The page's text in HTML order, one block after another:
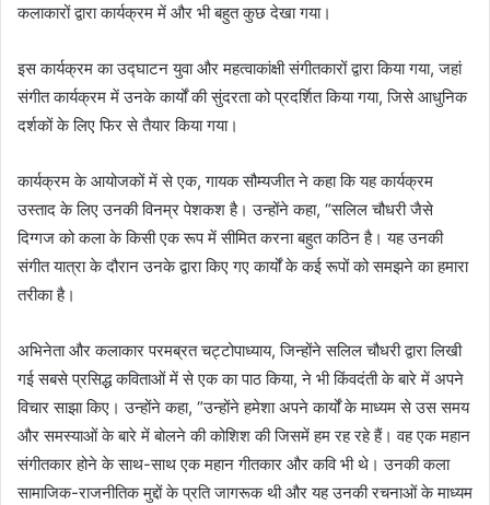
कलाकारों द्वारा कार्यक्रम में और भी बहुत कुछ देखा गया।
इस कार्यक्रम का उद्घाटन युवा और महत्वाकांक्षी संगीतकारों द्वारा किया गया, जहां
संगीत कार्यक्रम में उनके कार्यों की सुंदरता को प्रदर्शित किया गया, जिसे आधुनिक
दर्शकों के लिए फिर से तैयार किया गया।
कार्यक्रम के आयोजकों में से एक, गायक सौम्यजीत ने कहा कि यह कार्यक्रम
उस्ताद के लिए उनकी विनम्र पेशकश है। उन्होंने कहा, “सलिल चौधरी जैसे
दिग्गज को कला के किसी एक रूप में सीमित करना बहुत कठिन है। यह उनकी
संगीत यात्रा के दौरान उनके द्वारा किए गए कार्यों के कई रूपों को समझने का हमारा
तरीका है।
अभिनेता और कलाकार परमब्रत चट्टोपाध्याय, जिन्होंने सलिल चौधरी द्वारा लिखी
गई सबसे प्रसिद्ध कविताओं में से एक का पाठ किया, ने भी किंवदंती के बारे में अपने
विचार साझा किए। उन्होंने कहा, “उन्होंने हमेशा अपने कार्यों के माध्यम से उस समय
और समस्याओं के बारे में बोलने की कोशिश की जिसमें हम रह रहे हैं। वह एक महान
संगीतकार होने के साथ-साथ एक महान गीतकार और कवि भी थे। उनकी कला
सामाजिक-राजनीतिक मुद्दों के प्रति जागरूक थी और यह उनकी रचनाओं के माध्यम